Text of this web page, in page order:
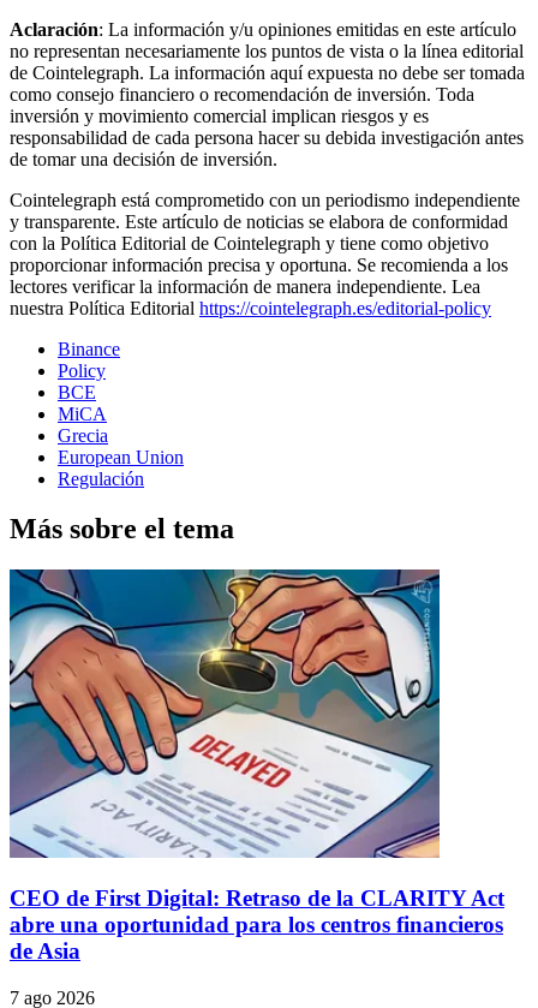
Aclaración: La información y/u opiniones emitidas en este artículo
no representan necesariamente los puntos de vista o la línea editorial
de Cointelegraph. La información aquí expuesta no debe ser tomada
como consejo financiero o recomendación de inversión. Toda
inversión y movimiento comercial implican riesgos y es
responsabilidad de cada persona hacer su debida investigación antes
de tomar una decisión de inversión.
Cointelegraph está comprometido con un periodismo independiente
y transparente. Este artículo de noticias se elabora de conformidad
con la Política Editorial de Cointelegraph y tiene como objetivo
proporcionar información precisa y oportuna. Se recomienda a los
lectores verificar la información de manera independiente. Lea
nuestra Política Editorial https://cointelegraph.es/editorial-policy
Binance
Policy
BCE
MiCA
Grecia
European Union
Regulación
Más sobre el tema
CEO de First Digital: Retraso de la CLARITY Act
abre una oportunidad para los centros financieros
de Asia
7 ago 2026